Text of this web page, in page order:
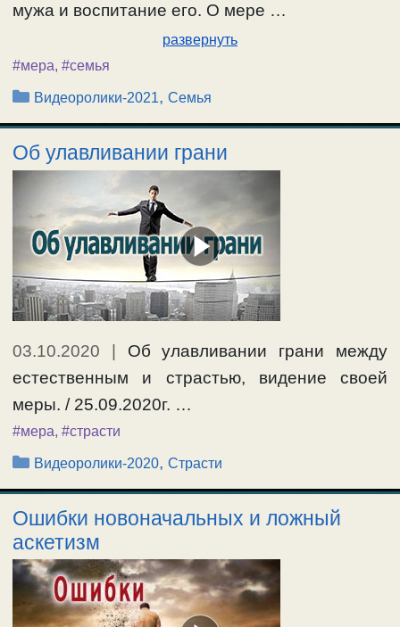
мужа и воспитание его. О мере …
развернуть
#мера, #семья
Рубрики
Видеоролики-2021,Семья
Об улавливании грани
03.10.2020 | Об улавливании грани между
естественным и страстью, видение своей
меры. / 25.09.2020г. …
#мера, #страсти
Рубрики
Видеоролики-2020,Страсти
Ошибки новоначальных и ложный
аскетизм